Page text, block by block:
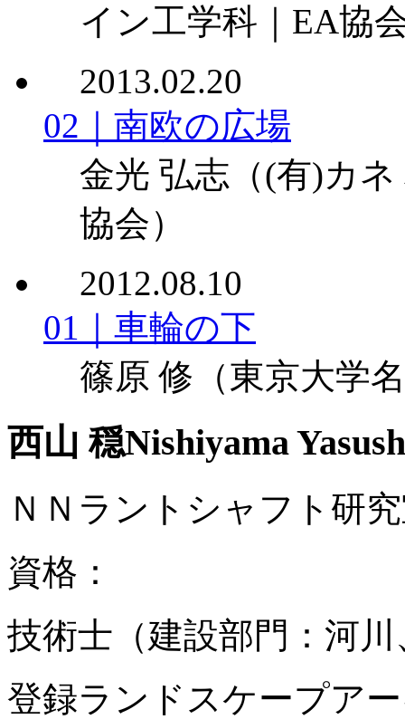
イン工学科｜EA協
2013.02.20
02｜南欧の広場
金光 弘志 （(有)カ
協会）
2012.08.10
01｜車輪の下
篠原 修 （東京大学
西山 穏Nishiyama
ＮＮラントシャフト研
資格：
技術士（建設部門：河
登録ランドスケープア